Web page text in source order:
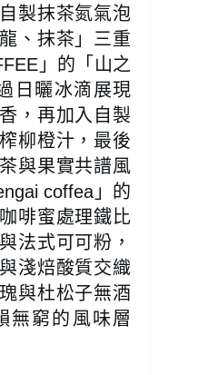
製抹茶氮氣泡
、抹茶」三重
」的「山之
日曬冰滴展現
，再加入自製
柳橙汁，最後
與果實共譜風
coffea」的
啡蜜處理鐵比
法式可可粉，
淺焙酸質交織
與杜松子無酒
無窮的風味層